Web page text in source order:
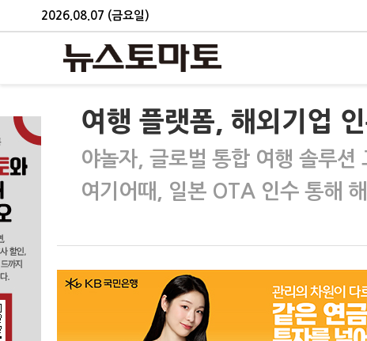
2026.08.07 (금요일)
여행 플랫폼, 해외기업
야놀자, 글로벌 통합 여행 솔루션
여기어때, 일본 OTA 인수 통해